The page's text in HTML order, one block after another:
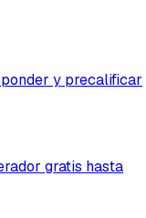
y precalificar
gratis hasta